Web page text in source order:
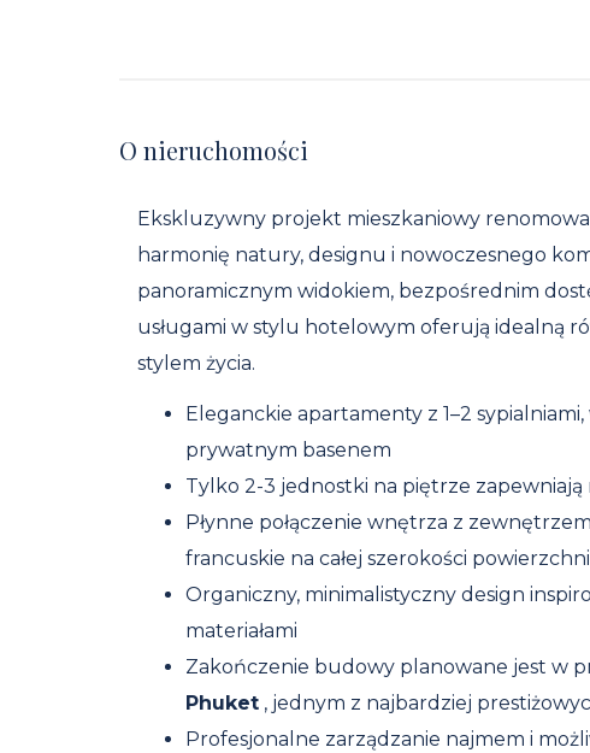
O nieruchomości
Ekskluzywny projekt mieszkaniowy
harmonię natury, designu i nowoczesnego
panoramicznym widokiem, bezpośrednim
usługami w stylu hotelowym oferują idealną
stylem życia.
Eleganckie apartamenty z 1–2
prywatnym basenem
Tylko 2-3 jednostki na piętrze
Płynne połączenie wnętrza z
francuskie na całej szerokości
Organiczny, minimalistyczny design
materiałami
Zakończenie budowy planowane jest w
Phuket , jednym z najbardziej
Profesjonalne zarządzanie najmem i